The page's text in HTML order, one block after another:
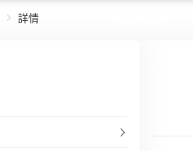
詳情